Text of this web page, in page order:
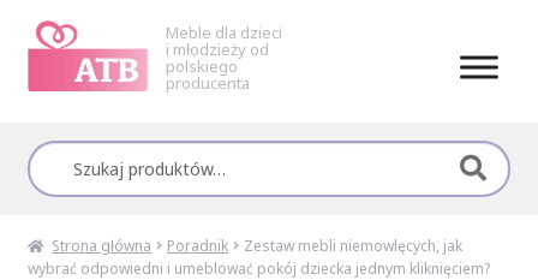
nawigacji
treści
Meble dla dzieci
i młodzieży od
polskiego
producenta
Szukaj:
Strona główna Poradnik
Zestaw mebli niemowlęcych, jak
wybrać odpowiedni i umeblować pokój dziecka jednym kliknięciem?